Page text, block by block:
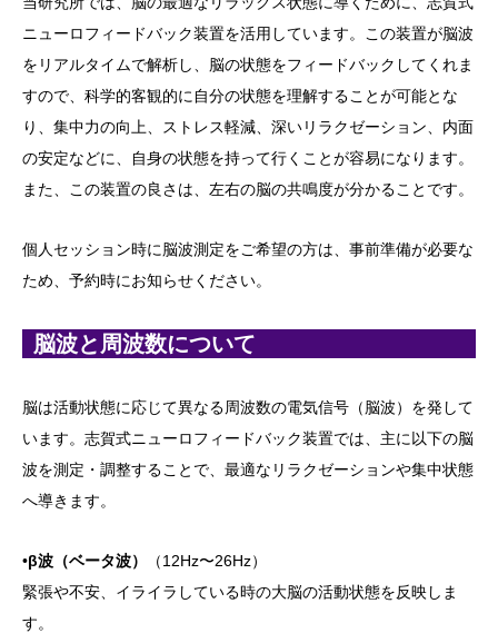
ニューロフィードバック装置を活用しています。この装置が脳波
をリアルタイムで解析し、脳の状態をフィードバックしてくれま
すので、科学的客観的に自分の状態を理解することが可能とな
り、集中力の向上、ストレス軽減、深いリラクゼーション、内面
の安定などに、自身の状態を持って行くことが容易になります。
また、この装置の良さは、左右の脳の共鳴度が分かることです。
個人セッション時に脳波測定をご希望の方は、事前準備が必要な
ため、予約時にお知らせください。
脳波と周波数について
脳は活動状態に応じて異なる周波数の電気信号（脳波）を発して
います。志賀式ニューロフィードバック装置では、主に以下の脳
波を測定・調整することで、最適なリラクゼーションや集中状態
へ導きます。
•β波（ベータ波）
（12Hz〜26Hz）
緊張や不安、イライラしている時の大脳の活動状態を反映しま
す。